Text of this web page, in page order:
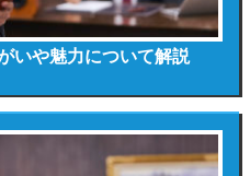
いや魅力について解説